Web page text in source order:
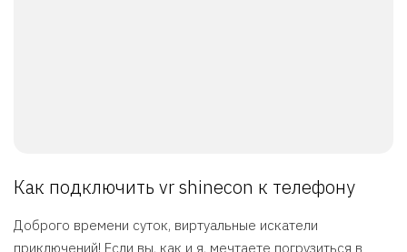
Как подключить vr shinecon к телефону
Доброго времени суток, виртуальные искатели
приключений! Если вы, как и я, мечтаете погрузиться в